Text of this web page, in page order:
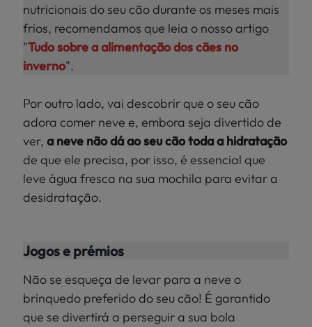
nutricionais do seu cão durante os meses mais
frios, recomendamos que leia o nosso artigo
"Tudo sobre a alimentação dos cães no
inverno".
Por outro lado, vai descobrir que o seu cão
adora comer neve e, embora seja divertido de
ver, a neve não dá ao seu cão toda a hidratação
de que ele precisa, por isso, é essencial que
leve água fresca na sua mochila para evitar a
desidratação.
Jogos e prémios
Não se esqueça de levar para a neve o
brinquedo preferido do seu cão! É garantido
que se divertirá a perseguir a sua bola